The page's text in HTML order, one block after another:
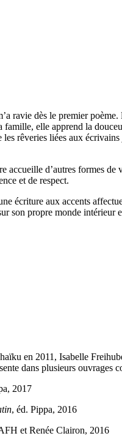
ravie dès le premier
famille, elle apprend la
les rêveries liées aux
accueille d’autres formes
et de respect.
écriture aux accents
son propre monde intérieur
en 2011, Isabelle
dans plusieurs ouvrages
2017
, éd. Pippa, 2016
et Renée Clairon, 2016